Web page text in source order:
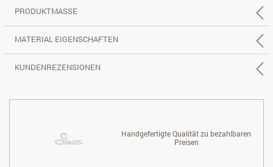
PRODUKTMASSE
MATERIAL EIGENSCHAFTEN
KUNDENREZENSIONEN
Handgefertigte Qualität zu bezahlbaren
Preisen